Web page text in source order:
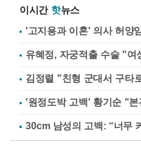
이시간 핫뉴스
'고지용과 이혼' 의사 허양
유혜정, 자궁적출 수술 "
김정렬 "친형 군대서 구타
'원정도박 고백' 황기순 "